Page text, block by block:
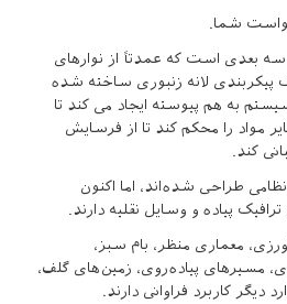
شما.
بعدی است که عمدتاً از نوارهای
لانه زنبوری ساخته شده
به هم پیوسته ایجاد می کند تا
مواد را محکم کند تا از فرسایش
کند.
طراحی شده‌اند، اما اکنون
پیاده و وسایل نقلیه دارند.
معماری منظر، بام سبز،
مسیرهای پیاده‌روی، زمین‌های گلف،
کاربرد فراوانی دارند.